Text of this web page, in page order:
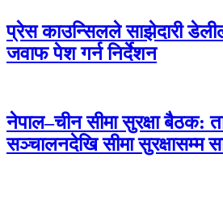
प्रेस काउन्सिलले साझेदारी
जवाफ पेश गर्न निर्देशन
नेपाल–चीन सीमा सुरक्षा बैठक:
सञ्चालनदेखि सीमा सुरक्षासम्म